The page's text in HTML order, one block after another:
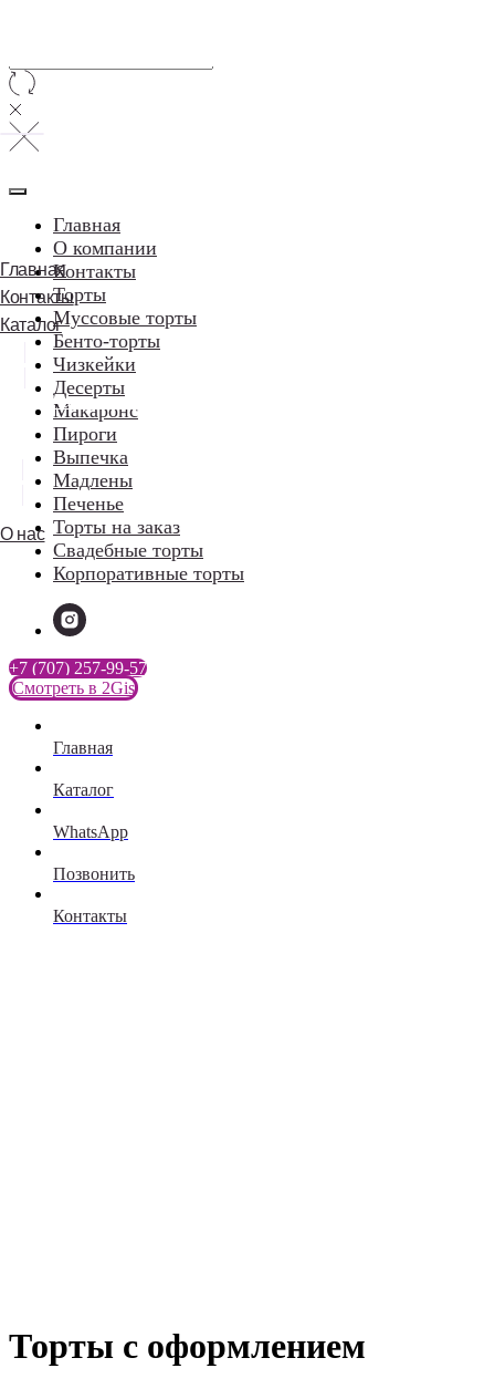
Главная
Контакты
Каталог
⠀⠀Написать в WhatsApp
О нас
Главная
О компании
Контакты
Торты
Муссовые торты
Бенто-торты
Чизкейки
Десерты
Макаронс
Пироги
Выпечка
Мадлены
Печенье
Торты на заказ
Свадебные торты
Корпоративные торты
+7 (707) 257-99-57
Смотреть в 2Gis
Главная
Каталог
WhatsApp
Позвонить
Контакты
Торты с оформлением